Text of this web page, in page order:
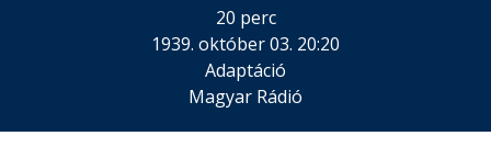
20 perc
1939. október 03. 20:20
Adaptáció
Magyar Rádió